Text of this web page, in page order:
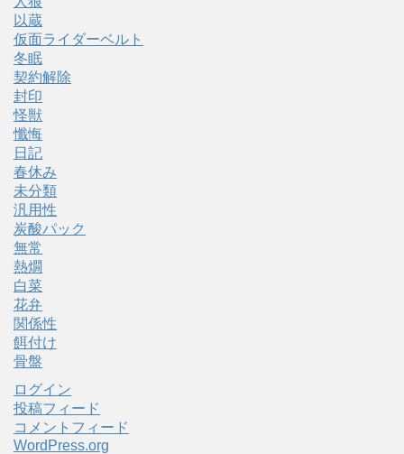
以蔵
仮面ライダーベルト
冬眠
契約解除
封印
怪獣
懺悔
日記
春休み
未分類
汎用性
炭酸パック
無常
熱燗
白菜
花弁
関係性
餌付け
骨盤
ログイン
投稿フィード
コメントフィード
WordPress.org